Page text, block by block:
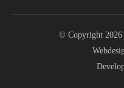
© Copyright 2026